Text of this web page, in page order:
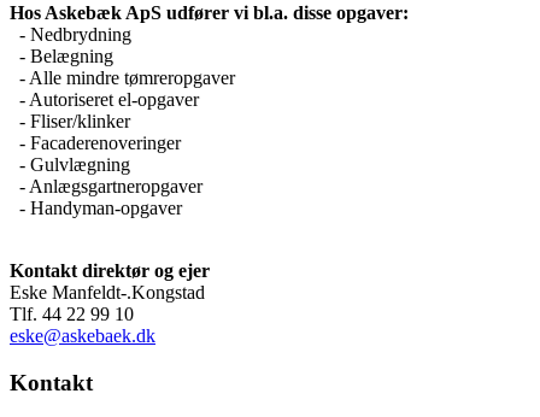
Hos Askebæk ApS udfører vi bl.a. disse opgaver:
- Nedbrydning
- Belægning
- Alle mindre tømreropgaver
- Autoriseret el-opgaver
- Fliser/klinker
- Facaderenoveringer
- Gulvlægning
- Anlægsgartneropgaver
- Handyman-opgaver
Kontakt direktør og ejer
Eske Manfeldt-.Kongstad
Tlf. 44 22 99 10
eske@askebaek.dk
Kontakt